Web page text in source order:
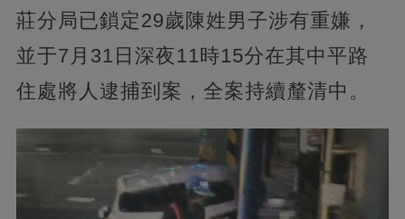
莊分局已鎖定29歲陳姓男子涉有重嫌，
並于7月31日深夜11時15分在其中平路
住處將人逮捕到案，全案持續釐清中。